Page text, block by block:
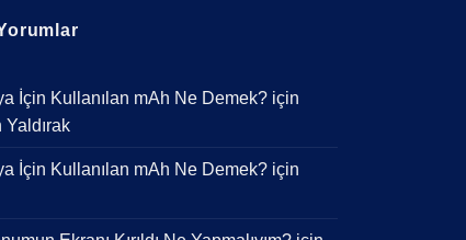
İçin Kullanılan mAh Ne Demek? için
Yaldırak
İçin Kullanılan mAh Ne Demek? için